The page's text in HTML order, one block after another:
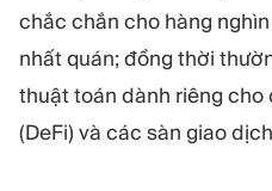
chắc chắn cho hàng
nhất quán; đồng thời
thuật toán dành riêng
(DeFi) và các sàn giao